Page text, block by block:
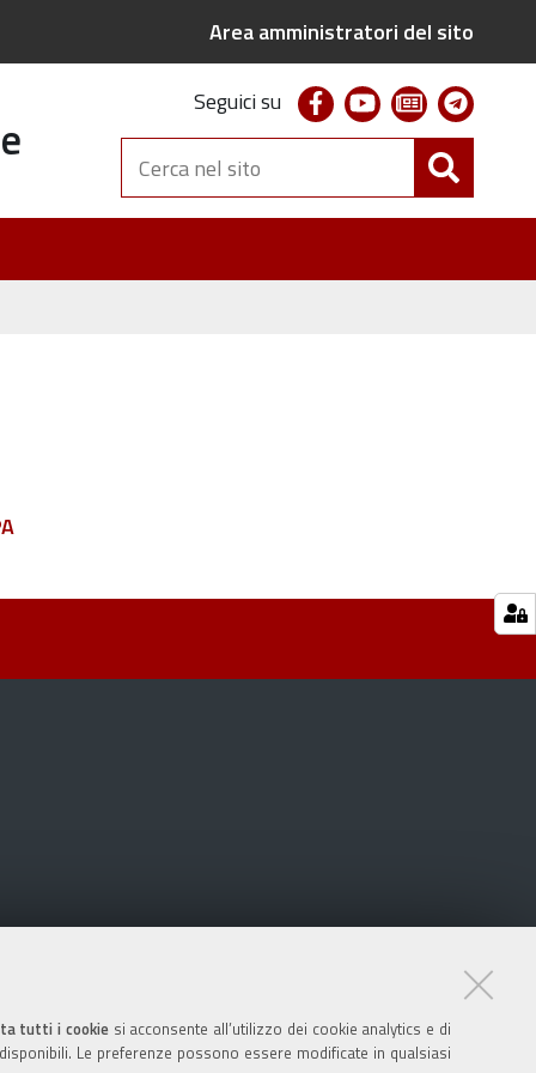
tutti i cookiesi acconsente all’utilizzo dei cookie analytics e di
Le preferenze possono essere modificate in qualsiasi
Area amministratori del sito
Seguici su facebookyoutubenewsletter
Cerca
nel
sito